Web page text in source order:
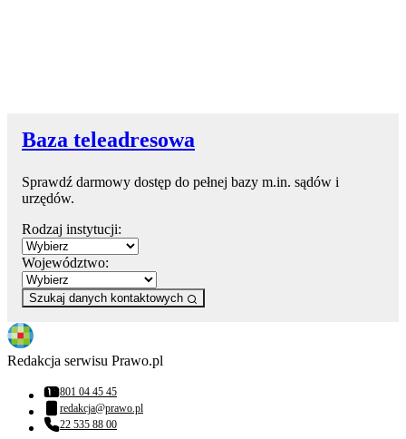
Baza teleadresowa
Sprawdź darmowy dostęp do pełnej bazy m.in. sądów i
urzędów.
Rodzaj instytucji:
Województwo:
Szukaj danych kontaktowych
Redakcja serwisu Prawo.pl
Numer telefonu:
801 04 45 45
Adres email:
redakcja@prawo.pl
Numer telefonu:
22 535 88 00